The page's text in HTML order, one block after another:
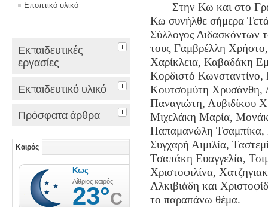
Εποπτικό υλικό
Εκπαιδευτικές
εργασίες
Εκπαιδευτικό υλικό
Πρόσφατα άρθρα
Καιρός
Στην Κω και στο
Κω συνήλθε σήμερα
Σύλλογος Διδασκόντων
τους Γαμβρέλλη
Χαρίκλεια, Καβαδάκη
Κορδιστό
Κουτσομύτη Χρυσάνθη,
Παναγιώτη, Λυβιδίκου
Μιχελάκη Μαρία,
Παπαμανώλη Τσαμπίκα,
Συγχαρή Αιμιλία,
Τσαπάκη Ευαγγελία,
Χριστοφιλίνα,
Αλκιβιάδη και
το παραπάνω θέμα.